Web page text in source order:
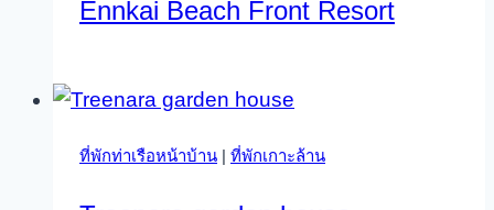
Ennkai Beach Front Resort
ที่พักท่าเรือหน้าบ้าน | ที่พักเกาะล้าน